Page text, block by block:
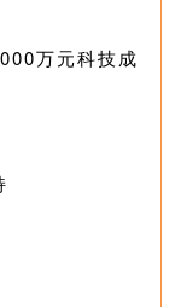
万元科技成